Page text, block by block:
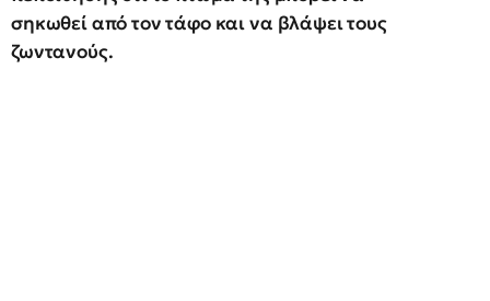
σηκωθεί από τον τάφο και να βλάψει τους
ζωντανούς.